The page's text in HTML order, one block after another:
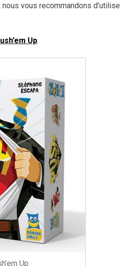
vous recommandons
Up.
Up